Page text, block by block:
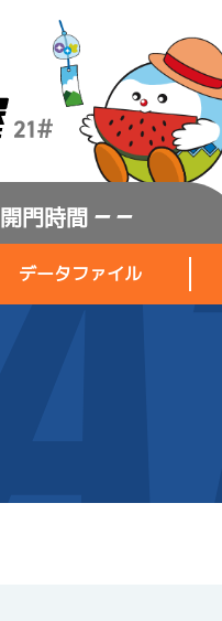
開門時間 — —
データファイル